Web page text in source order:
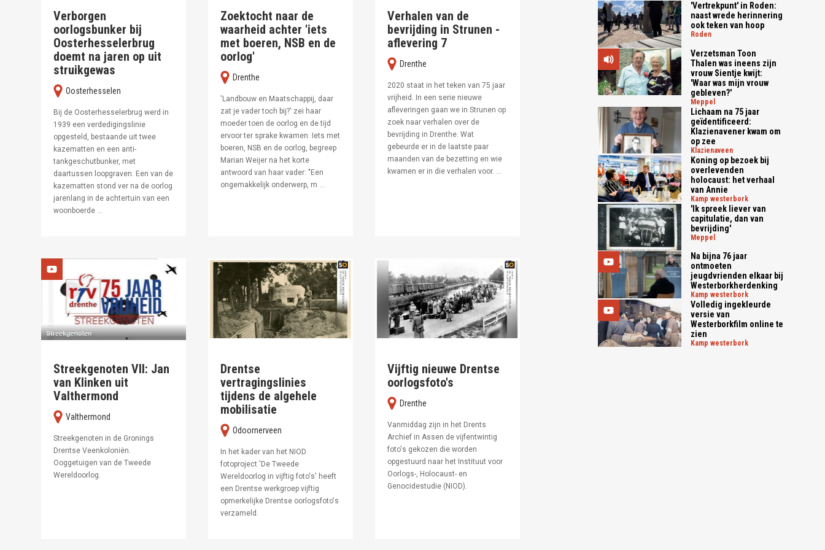
Verborgen
oorlogsbunker bij
Oosterhesselerbrug
doemt na jaren op uit
struikgewas
Oosterhesselen
Bij de Oosterhesselerbrug werd in
1939 een verdedigingslinie
opgesteld, bestaande uit twee
kazematten en een anti-
tankgeschutbunker, met
daartussen loopgraven. Een van de
kazematten stond ver na de oorlog
jarenlang in de achtertuin van een
woonboerde ...
Zoektocht naar de
waarheid achter 'iets
met boeren, NSB en de
oorlog'
Drenthe
'Landbouw en Maatschappij, daar
zat je vader toch bij?' zei haar
moeder toen de oorlog en de tijd
ervoor ter sprake kwamen. Iets met
boeren, NSB en de oorlog, begreep
Marian Weijer na het korte
antwoord van haar vader: "Een
ongemakkelijk onderwerp, m ...
Verhalen van de
bevrijding in Strunen -
aflevering 7
Drenthe
2020 staat in het teken van 75 jaar
vrijheid. In een serie nieuwe
afleveringen gaan we in Strunen op
zoek naar verhalen over de
bevrijding in Drenthe. Wat
gebeurde er in de laatste paar
maanden van de bezetting en wie
kwamen er in die verhalen voor. ...
Streekgenoten VII: Jan
van Klinken uit
Valthermond
Valthermond
Streekgenoten in de Gronings
Drentse Veenkoloniën.
Ooggetuigen van de Tweede
Wereldoorlog.
Drentse
vertragingslinies
tijdens de algehele
mobilisatie
Odoornerveen
In het kader van het NIOD
fotoproject 'De Tweede
Wereldoorlog in vijftig foto's' heeft
een Drentse werkgroep vijftig
opmerkelijke Drentse oorlogsfoto's
verzameld.
Vijftig nieuwe Drentse
oorlogsfoto's
Drenthe
Vanmiddag zijn in het Drents
Archief in Assen de vijfentwintig
foto's gekozen die worden
opgestuurd naar het Instituut voor
Oorlogs-, Holocaust- en
Genocidestudie (NIOD).
'Vertrekpunt' in Roden:
naast wrede herinnering
ook teken van hoop
roden
Verzetsman Toon
Thalen was ineens zijn
vrouw Sientje kwijt:
'Waar was mijn vrouw
gebleven?'
meppel
Lichaam na 75 jaar
geïdentificeerd:
Klazienavener kwam om
op zee
klazienaveen
Koning op bezoek bij
overlevenden
holocaust: het verhaal
van Annie
kamp westerbork
'Ik spreek liever van
capitulatie, dan van
bevrijding'
meppel
Na bijna 76 jaar
ontmoeten
jeugdvrienden elkaar bij
Westerborkherdenking
kamp westerbork
Volledig ingekleurde
versie van
Westerborkfilm online te
zien
kamp westerbork